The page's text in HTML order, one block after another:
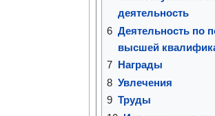
деятельность
6 Деятельность по
высшей
7 Награды
8 Увлечения
9 Труды